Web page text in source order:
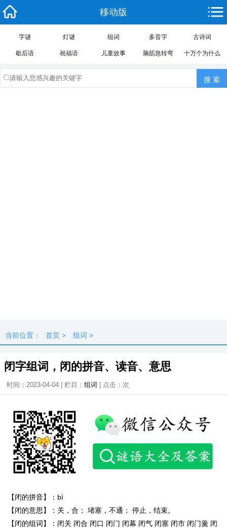
移动版
字谜 灯谜 组词 多音字 古诗词
歇后语 祝福语 儿童故事 脑筋急转弯 十万个为什么
当前位置： 首页 > 组词 >
闭字组词，闭的拼音、读音、意思
时间：2023-04-04 | 栏目： 组词 | 点击： 次
【闭的拼音】：bì
【闭的意思】：关，合； 堵塞，不通； 停止，结束。
【闭的组词】：闭关 闭合 闭口 闭门 闭幕 闭气 闭塞 闭市 闭门羹 闭